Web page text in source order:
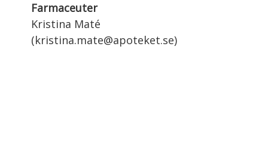
Farmaceuter
Kristina Maté
(kristina.mate@apoteket.se)